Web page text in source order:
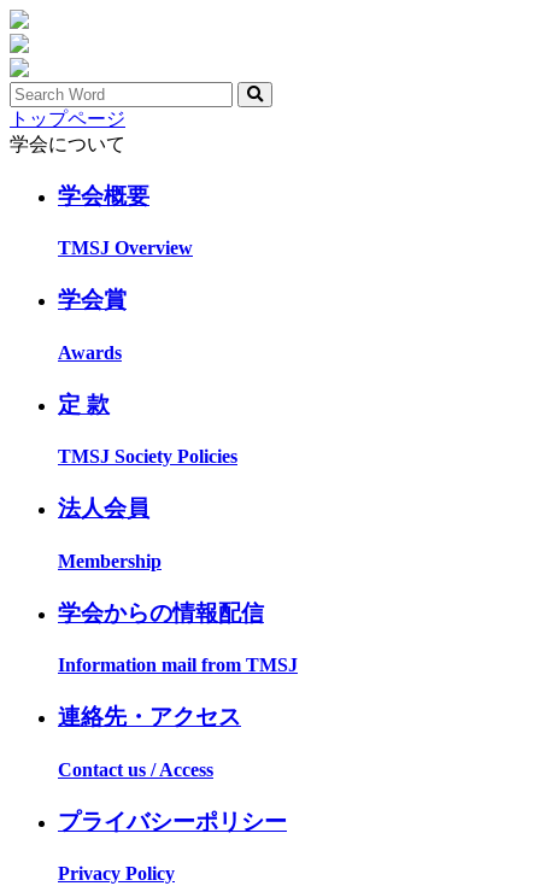
トップページ
学会について
学会概要
TMSJ Overview
学会賞
Awards
定 款
TMSJ Society Policies
法人会員
Membership
学会からの情報配信
Information mail from TMSJ
連絡先・アクセス
Contact us / Access
プライバシーポリシー
Privacy Policy